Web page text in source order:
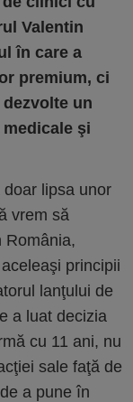
Valentin
în care a
premium, ci
un
şi
lipsa unor
vrem să
România,
principii
lanţului de
a luat decizia
cu 11 ani, nu
sale faţă de
a pune în